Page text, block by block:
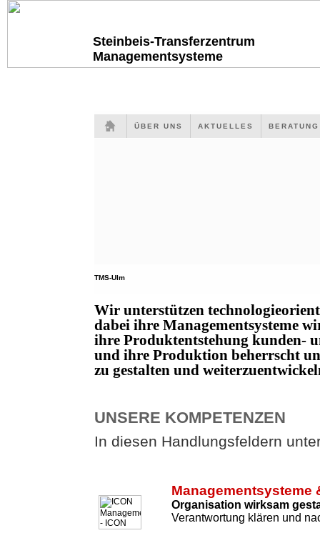
Steinbeis-Transferzentrum
Managementsysteme
ÜBER UNS AKTUELLES
TMS-Ulm
Wir unterstützen
dabei ihre Managementsysteme
ihre Produktentstehung kunden-
und ihre Produktion beherrscht
zu gestalten und
UNSERE KOMPETENZEN
In diesen Handlungsfeldern
Managementsysteme
Organisation wirksam
Verantwortung klären und